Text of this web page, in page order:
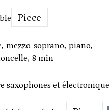
Piece
mezzo-soprano, piano,
8 min
saxophones et électronique